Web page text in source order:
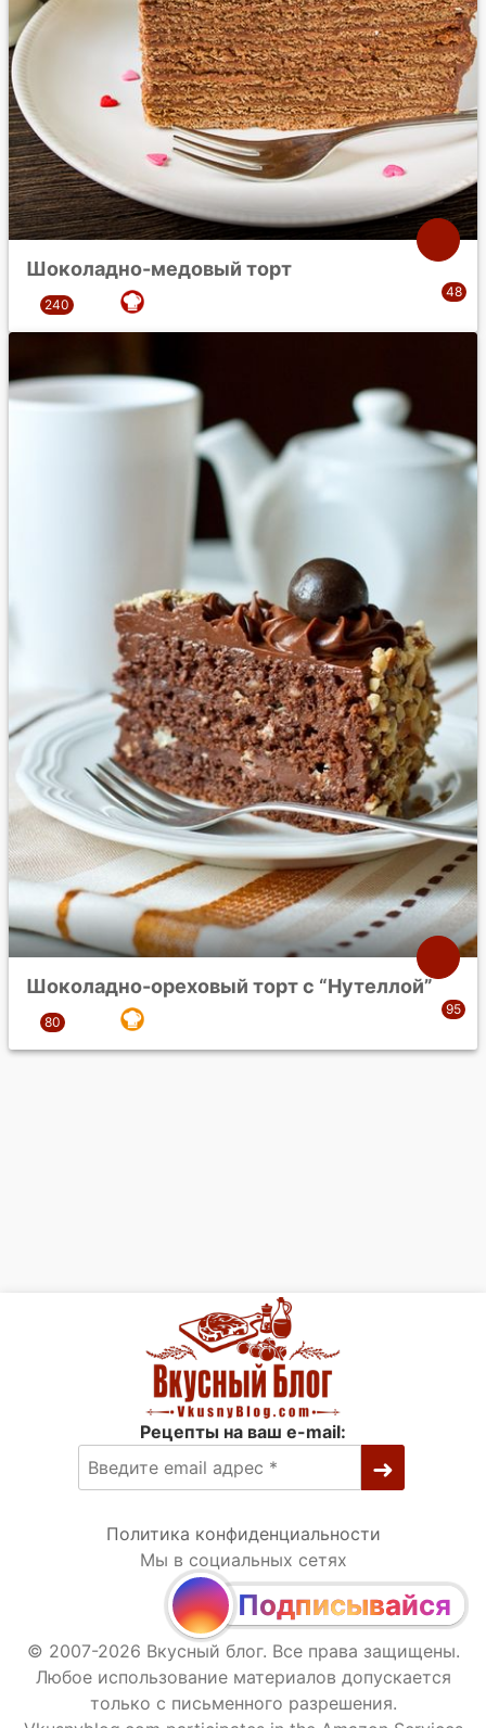
Шоколадно-медовый торт
Шоколадно-ореховый торт с “Нутеллой”
Рецепты на ваш e-mail:
Политика конфиденциальности
Мы в социальных сетях
Подписывайся
© 2007-2026 Вкусный блог. Все права защищены.
Любое использование материалов допускается
только с письменного разрешения.